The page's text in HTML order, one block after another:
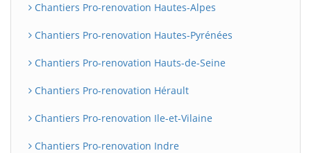
Chantiers Pro-renovation Hautes-Alpes
Chantiers Pro-renovation Hautes-Pyrénées
Chantiers Pro-renovation Hauts-de-Seine
Chantiers Pro-renovation Hérault
Chantiers Pro-renovation Ile-et-Vilaine
Chantiers Pro-renovation Indre